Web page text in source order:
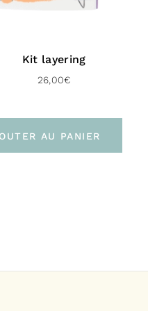
Kit layering
26,00€
AU PANIER